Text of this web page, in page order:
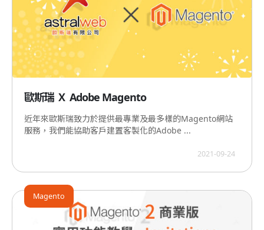
歐斯瑞 Ｘ Adobe Magento
近年來歐斯瑞致力於提供最專業及最多樣的Magento網站
服務，我們能協助客戶建置客製化的Adobe ...
2021-09-24
Magento